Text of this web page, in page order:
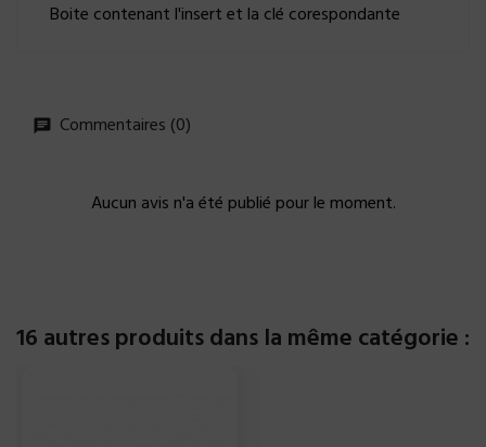
Boite contenant l'insert et la clé corespondante
Commentaires (0)
Aucun avis n'a été publié pour le moment.
16 autres produits dans la même catégorie :